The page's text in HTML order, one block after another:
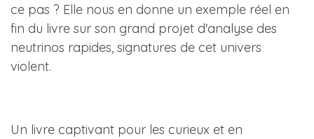
ce pas ? Elle nous en donne un exemple réel en
fin du livre sur son grand projet d'analyse des
neutrinos rapides, signatures de cet univers
violent.
Un livre captivant pour les curieux et en